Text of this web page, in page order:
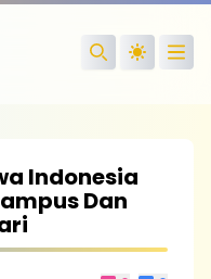
Search
Indonesia
Dan